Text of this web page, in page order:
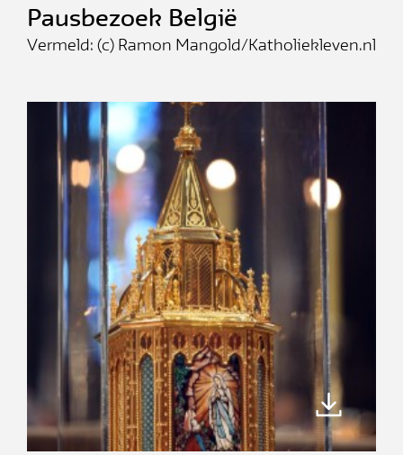
Pausbezoek België
Vermeld: (c) Ramon Mangold/Katholiekleven.nl